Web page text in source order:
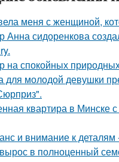
меня с женщиной,
Анна сидоренкова
на спокойных
для молодой девушки
квартира в Минске
и внимание к деталям
в полноценный